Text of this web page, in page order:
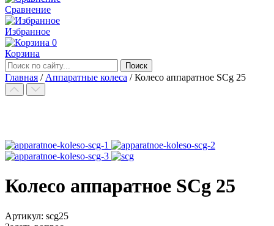
Сравнение
Избранное
0
Корзина
Главная / Аппаратные колеса /Колесо аппаратное SCg 25
Колесо аппаратное SCg 25
Aртикул: scg25